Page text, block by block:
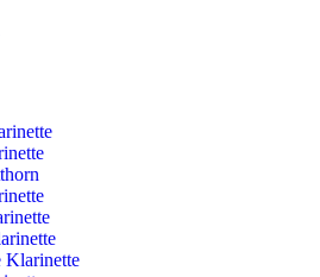
Klarinette